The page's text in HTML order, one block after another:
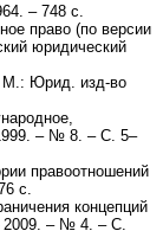
– 748 с.
право (по версии
юридический
М.: Юрид. изд-во
– № 8. – С. 5–
правоотношений
с.
концепций
2009. – № 4. – С.